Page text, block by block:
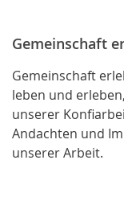
Gemeinschaft
Gemeinschaft
leben und
unserer
Andachten und
unserer Arbeit.